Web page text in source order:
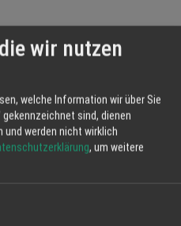
wir nutzen
welche Information wir über Sie
sind, dienen
und werden nicht wirklich
, um weitere